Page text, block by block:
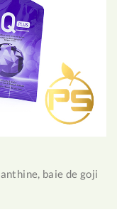
baie de goji